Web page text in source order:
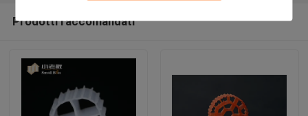
Prodotti raccomandati